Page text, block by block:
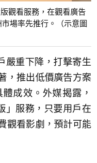
觀看服務，在觀看廣告
場率先推行。（示意圖
嚴重下降，打擊寄生
，推出低價廣告方案
成效。外媒揭露，
」服務，只要用戶在
觀看影劇，預計可能